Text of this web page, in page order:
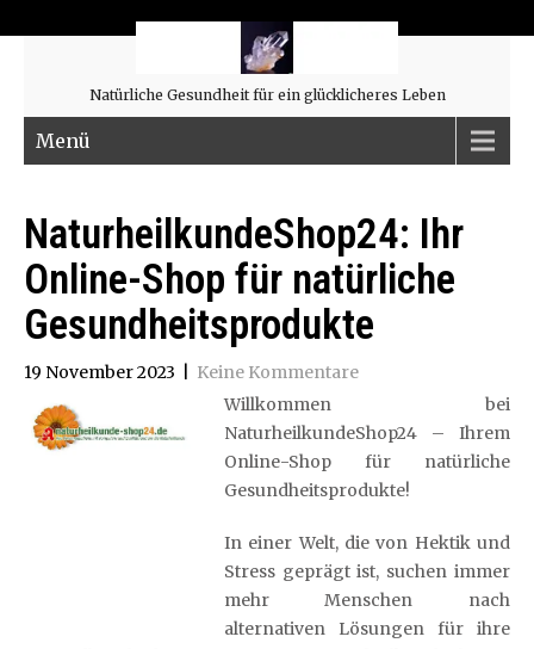
Natürliche Gesundheit für ein glücklicheres Leben
Menü
NaturheilkundeShop24: Ihr
Online-Shop für natürliche
Gesundheitsprodukte
19 November 2023
Keine Kommentare
Willkommen bei
NaturheilkundeShop24 – Ihrem
Online-Shop für natürliche
Gesundheitsprodukte!
In einer Welt, die von Hektik und
Stress geprägt ist, suchen immer
mehr Menschen nach
alternativen Lösungen für ihre